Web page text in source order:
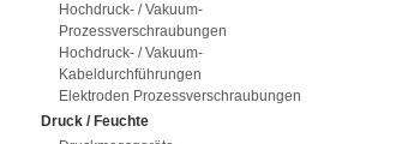
Hochdruck- / Vakuum-
Prozessverschraubungen
Hochdruck- / Vakuum-
Kabeldurchführungen
Elektroden Prozessverschraubungen
Druck / Feuchte